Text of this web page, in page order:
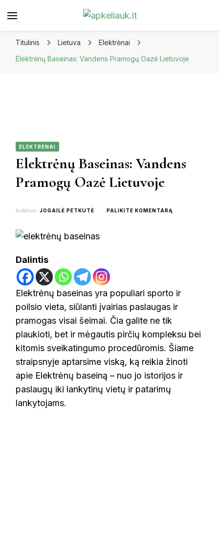
Titulinis Lietuva
Elektrėnai
Elektrėnų Baseinas: Vandens Pramogų Oazė Lietuvoje
ELEKTRĖNAI
Elektrėnų Baseinas: Vandens
Pramogų Oazė Lietuvoje
Autorius JOGAILĖ PETKUTĖ PALIKITE KOMENTARĄ
Dalintis
Elektrėnų baseinas yra populiari sporto ir
poilsio vieta, siūlanti įvairias paslaugas ir
pramogas visai šeimai. Čia galite ne tik
plaukioti, bet ir mėgautis pirčių kompleksu bei
kitomis sveikatingumo procedūromis. Šiame
straipsnyje aptarsime viską, ką reikia žinoti
apie Elektrėnų baseiną – nuo jo istorijos ir
paslaugų iki lankytinų vietų ir patarimų
lankytojams.